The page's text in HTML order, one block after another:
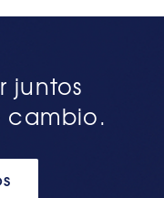
juntos
cambio.